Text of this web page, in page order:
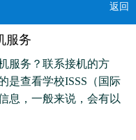
返回
服务
务？联系接机的方
是查看学校ISSS（国际
息，一般来说，会有以